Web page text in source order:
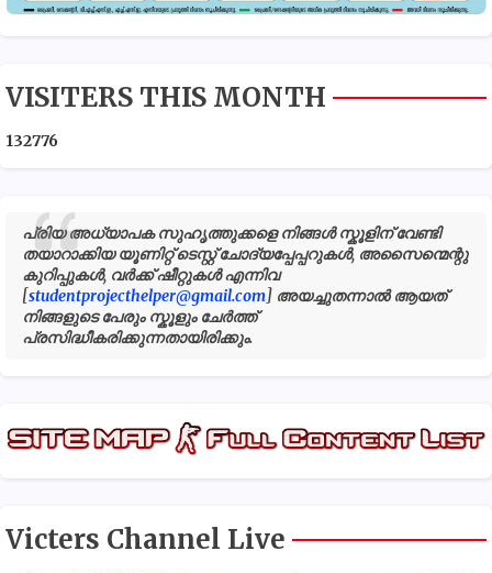
VISITERS THIS MONTH
132776
പ്രിയ അധ്യാപക സുഹൃത്തുക്കളെ നിങ്ങൾ സ്കൂളിന് വേണ്ടി
തയാറാക്കിയ യൂണിറ്റ് ടെസ്റ്റ് ചോദ്യപ്പേപ്പറുകൾ, അസൈന്മെന്റു
കുറിപ്പുകൾ, വർക്ക് ഷീറ്റുകൾ എന്നിവ
[studentprojecthelper@gmail.com] അയച്ചുതന്നാൽ ആയത്
നിങ്ങളുടെ പേരും സ്കൂളും ചേർത്ത്
പ്രസിദ്ധീകരിക്കുന്നതായിരിക്കും.
Victers Channel Live